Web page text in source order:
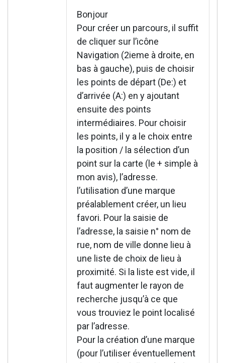
Bonjour
Pour créer un parcours, il suffit
de cliquer sur l’icône
Navigation (2ieme à droite, en
bas à gauche), puis de choisir
les points de départ (De:) et
d’arrivée (A:) en y ajoutant
ensuite des points
intermédiaires. Pour choisir
les points, il y a le choix entre
la position / la sélection d’un
point sur la carte (le + simple à
mon avis), l’adresse.
l’utilisation d’une marque
préalablement créer, un lieu
favori. Pour la saisie de
l’adresse, la saisie n° nom de
rue, nom de ville donne lieu à
une liste de choix de lieu à
proximité. Si la liste est vide, il
faut augmenter le rayon de
recherche jusqu’à ce que
vous trouviez le point localisé
par l’adresse.
Pour la création d’une marque
(pour l’utiliser éventuellement